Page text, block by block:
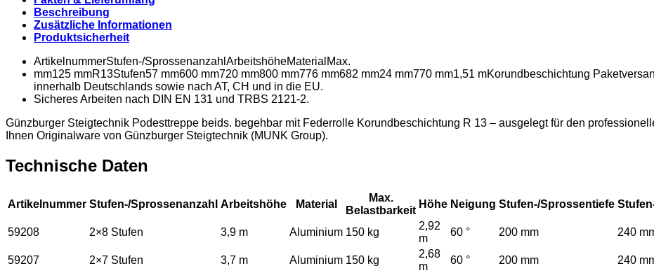
Beschreibung
Zusätzliche Informationen
Produktsicherheit
ArtikelnummerStufen-/SprossenanzahlArbeitshöheMaterialMax.
mm125 mmR13Stufen57 mm600 mm720 mm800 mm776 mm682 mm24 mm770 mm1,51 mKorundbeschichtung
innerhalb Deutschlands sowie nach AT, CH und in die EU.
Sicheres Arbeiten nach DIN EN 131 und TRBS 2121-2.
Günzburger Steigtechnik Podesttreppe beids. begehbar mit Federrolle Korundbeschichtung R 13 – ausgelegt für den
Ihnen Originalware von Günzburger Steigtechnik (MUNK Group).
Technische Daten
Artikelnummer Stufen-/Sprossenanzahl Arbeitshöhe Material
Max.
Belastbarkeit
Höhe Neigung Stufen-/Sprossentiefe
59208 2×8 Stufen 3,9 m Aluminium 150 kg
2,92
m
60 ° 200 mm 240
59207 2×7 Stufen 3,7 m Aluminium 150 kg
2,68
m
60 ° 200 mm 240